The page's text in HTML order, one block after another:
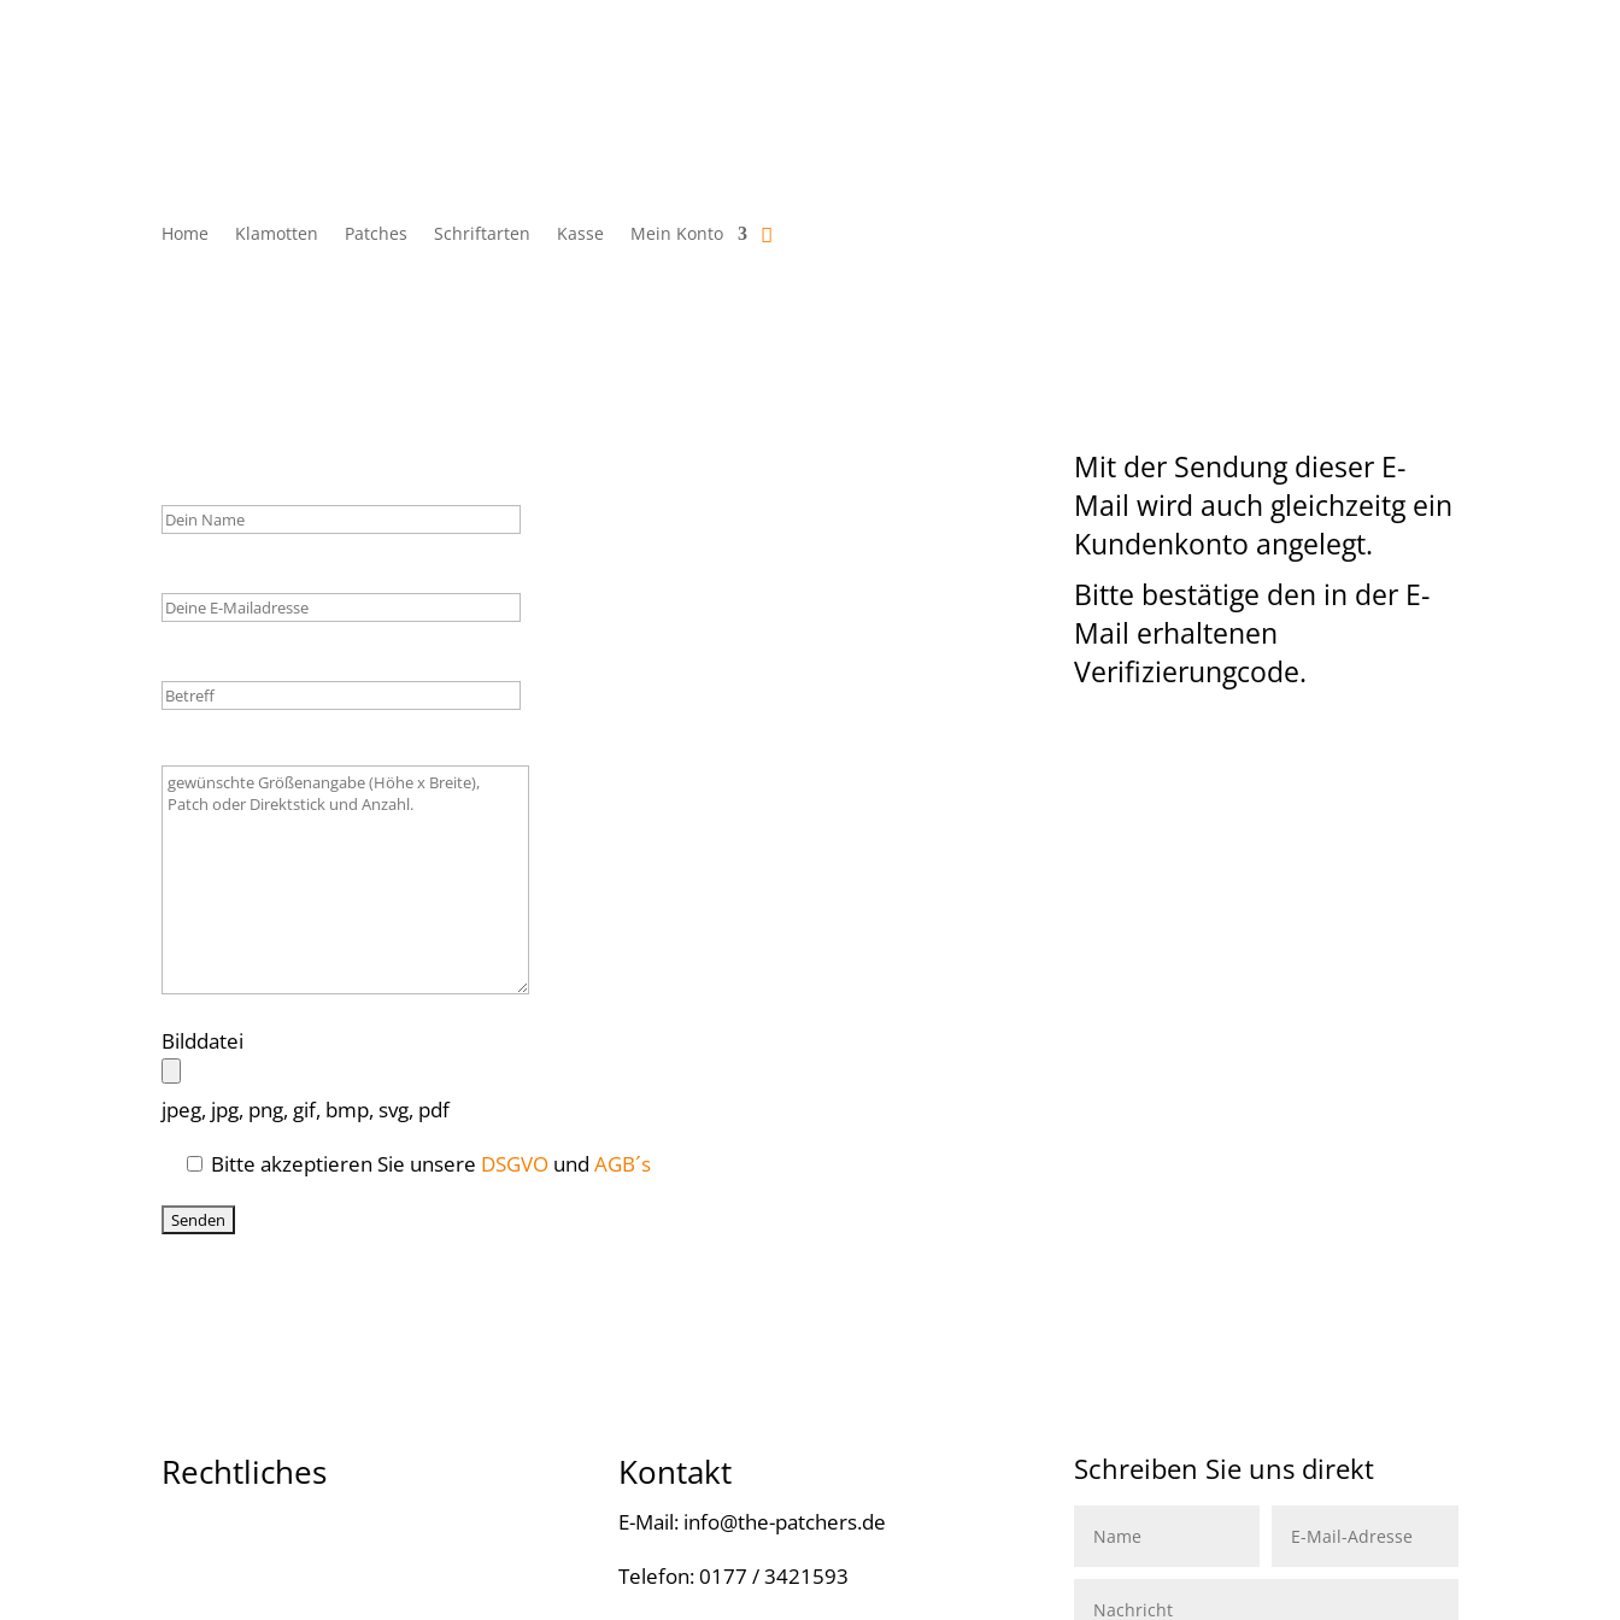
Home Klamotten Patches Schriftarten Kasse Mein Konto
Bilddatei
jpeg, jpg, png, gif, bmp, svg, pdf
Bitte akzeptieren Sie unsere DSGVO undAGB´s
Mit der Sendung dieser E-
Mail wird auch gleichzeitg ein
Kundenkonto angelegt.
Bitte bestätige den in der E-
Mail erhaltenen
Verifizierungcode.
Rechtliches Kontakt
E-Mail: info@the-patchers.de
Telefon: 0177 / 3421593
Schreiben Sie uns direkt